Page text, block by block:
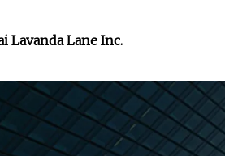
Lavanda Lane Inc.